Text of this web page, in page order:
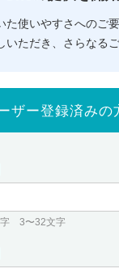
人気ドメイン
た使いやすさへのご
いただき、さらなる
ザー登録済みの
3〜32文字